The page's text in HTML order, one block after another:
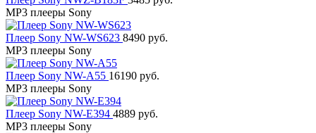
MP3 плееры Sony
Плеер Sony NW-WS623 8490 руб.
MP3 плееры Sony
Плеер Sony NW-A55 16190 руб.
MP3 плееры Sony
Плеер Sony NW-E394 4889 руб.
MP3 плееры Sony